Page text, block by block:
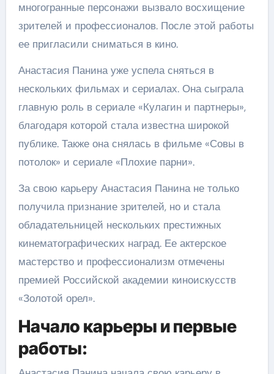
многогранные персонажи вызвало восхищение
зрителей и профессионалов. После этой работы
ее пригласили сниматься в кино.
Анастасия Панина уже успела сняться в
нескольких фильмах и сериалах. Она сыграла
главную роль в сериале «Кулагин и партнеры»,
благодаря которой стала известна широкой
публике. Также она снялась в фильме «Совы в
потолок» и сериале «Плохие парни».
За свою карьеру Анастасия Панина не только
получила признание зрителей, но и стала
обладательницей нескольких престижных
кинематографических наград. Ее актерское
мастерство и профессионализм отмечены
премией Российской академии киноискусств
«Золотой орел».
Начало карьеры и первые
работы: